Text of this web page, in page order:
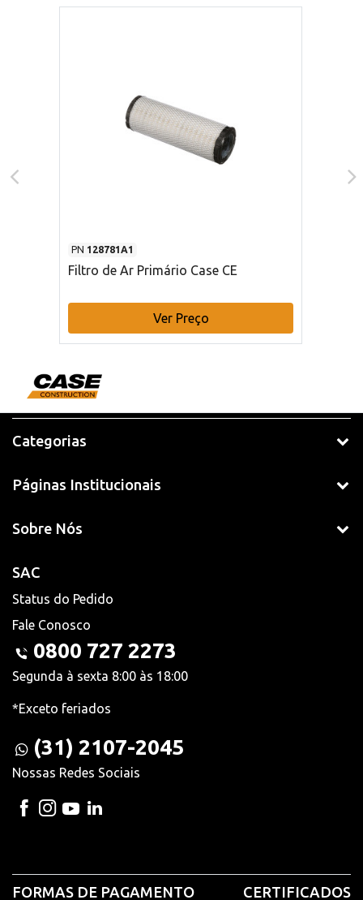
PN 128781A1
Filtro de Ar Primário Case CE
Ver Preço
Categorias
Páginas Institucionais
Sobre Nós
SAC
Status do Pedido
Fale Conosco
0800 727 2273
Segunda à sexta 8:00 às 18:00
*Exceto feriados
(31) 2107-2045
Nossas Redes Sociais
FORMAS DE PAGAMENTO CERTIFICADOS